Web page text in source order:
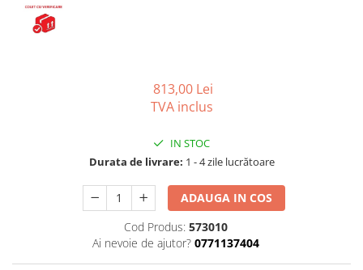
Bideuri statative
Piedestale
Rezervoare aparente
Rame instalare
Mobilier Baie
Seturi de mobilier si lavoar
Oglinzi baie si corpuri iluminat
813,00 Lei
TVA inclus
IN STOC
Durata de livrare: 1 - 4 zile lucrătoare
ADAUGA IN COS
Cod Produs: 573010
Ai nevoie de ajutor? 0771137404